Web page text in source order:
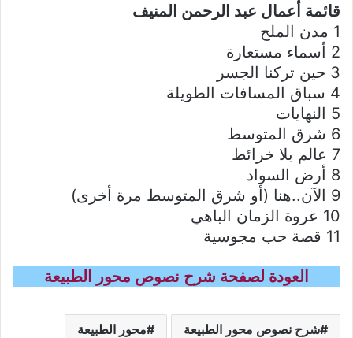
قائمة أعمال عبد الرحمن المنيف
1 مدن الملح
2 أسماء مستعارة
3 حين تركنا الجسر
4 سباق المسافات الطويلة
5 النهايات
6 شرق المتوسط
7 عالم بلا خرائط
8 أرض السواد
9 الآن..هنا (أو شرق المتوسط مرة أخرى)
10 عروة الزمان الباهي
11 قصة حب مجوسية
العودة لصفحة شرح نصوص محور الطبيعة
شرح نصوص محور الطبيعة محور الطبيعة